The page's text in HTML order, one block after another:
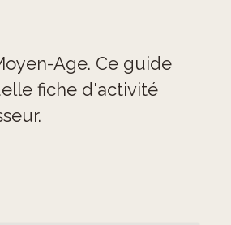
Age. Ce guide
fiche d'activité